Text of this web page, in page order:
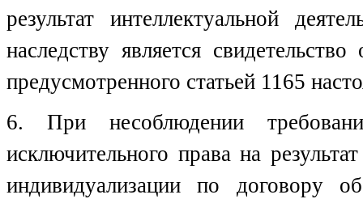
результат интеллектуальной
наследству является
предусмотренного статьей 1165
6. При несоблюдении
исключительного права на
индивидуализации по договору